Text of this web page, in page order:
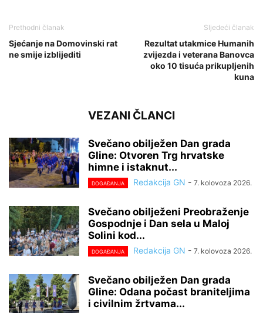
Prethodni članak
Sjećanje na Domovinski rat
ne smije izblijediti
Sljedeći članak
Rezultat utakmice Humanih
zvijezda i veterana Banovca
oko 10 tisuća prikupljenih
kuna
VEZANI ČLANCI
Svečano obilježen Dan grada
Gline: Otvoren Trg hrvatske
himne i istaknut...
DOGAĐANJA Redakcija GN - 7. kolovoza 2026.
Svečano obilježeni Preobraženje
Gospodnje i Dan sela u Maloj
Solini kod...
DOGAĐANJA Redakcija GN - 7. kolovoza 2026.
Svečano obilježen Dan grada
Gline: Odana počast braniteljima
i civilnim žrtvama...